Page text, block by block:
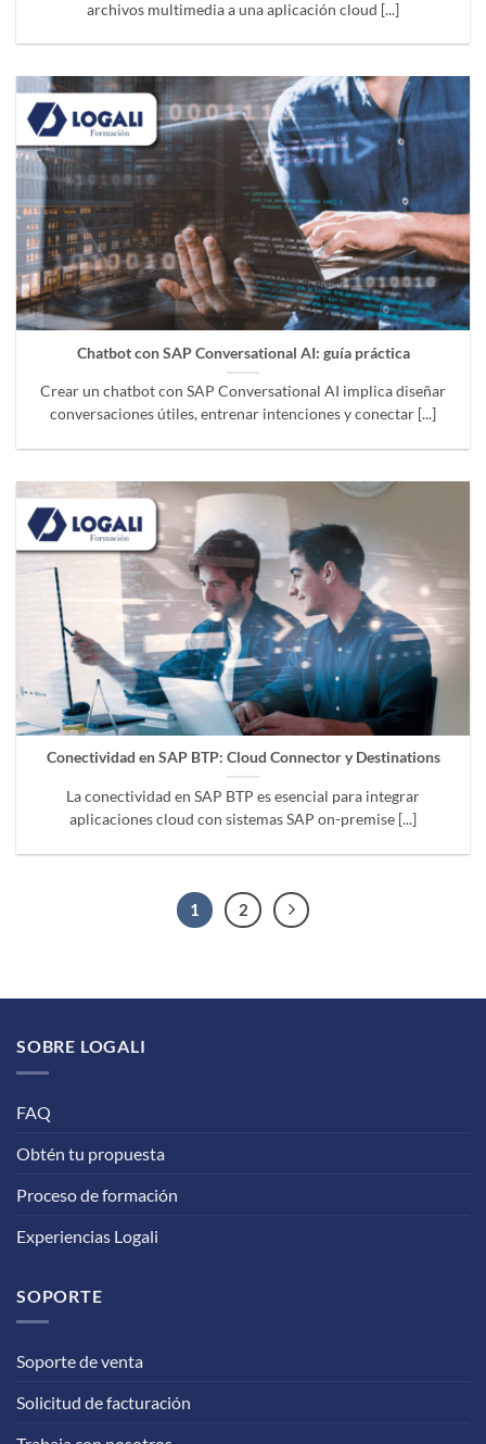
archivos multimedia a una aplicación cloud [...]
Chatbot con SAP Conversational AI: guía práctica
Crear un chatbot con SAP Conversational AI implica diseñar
conversaciones útiles, entrenar intenciones y conectar [...]
Conectividad en SAP BTP: Cloud Connector y Destinations
La conectividad en SAP BTP es esencial para integrar
aplicaciones cloud con sistemas SAP on-premise [...]
1 2
SOBRE LOGALI
FAQ
Obtén tu propuesta
Proceso de formación
Experiencias Logali
SOPORTE
Soporte de venta
Solicitud de facturación